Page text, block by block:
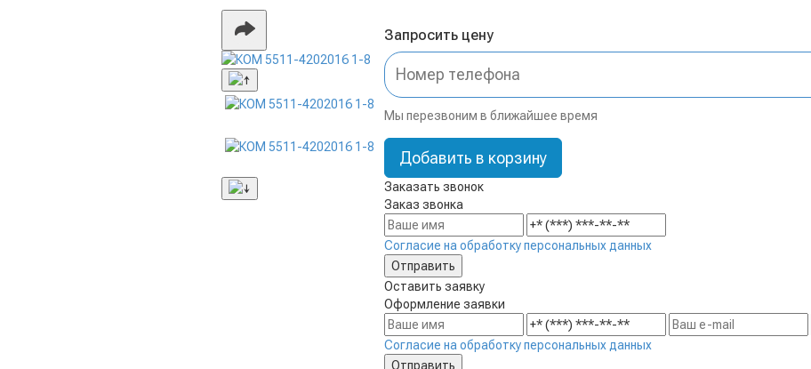
Запросить цену
Мы перезвоним в ближайшее время
Добавить в корзину
Заказать звонок
Заказ звонка
Согласие на обработку персональных данных
Оставить заявку
Оформление заявки
Согласие на обработку персональных данных